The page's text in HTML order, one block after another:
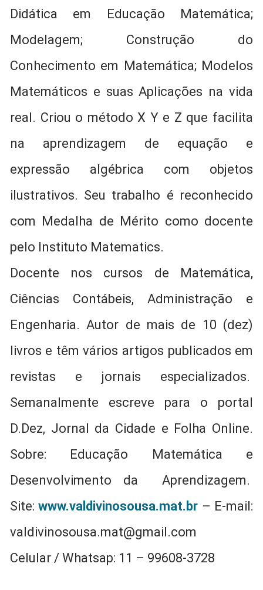
Didática em Educação Matemática;
Modelagem; Construção do
Conhecimento em Matemática; Modelos
Matemáticos e suas Aplicações na vida
real. Criou o método X Y e Z que facilita
na aprendizagem de equação e
expressão algébrica com objetos
ilustrativos. Seu trabalho é reconhecido
com Medalha de Mérito como docente
pelo Instituto Matematics.
Docente nos cursos de Matemática,
Ciências Contábeis, Administração e
Engenharia. Autor de mais de 10 (dez)
livros e têm vários artigos publicados em
revistas e jornais especializados.
Semanalmente escreve para o portal
D.Dez, Jornal da Cidade e Folha Online.
Sobre: Educação Matemática e
Desenvolvimento da Aprendizagem.
Site:www.valdivinosousa.mat.br – E-mail:
valdivinosousa.mat@gmail.com
Celular / Whatsap: 11 – 99608-3728